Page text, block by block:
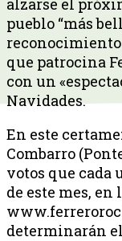
pueblo “más
reconocimiento
que patrocina
con un
Navidades.
En este
Combarro
votos que cada
de este mes, en
determinarán